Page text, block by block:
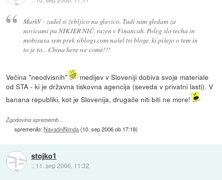
MarkV - zadel si žebljico na glavico. Tudi sam gledam za
novicami pa NIKJER NIČ, razen v Financah. Poleg slo techa in
mobisuxa sem prek siblogs.com našel tri bloge, ki pišejo o tem in
to je to... China here we come!!!
Večina "neodvisnih"
medijev v Sloveniji dobiva svoje materiale
od STA - ki je državna tiskovna agencija (seveda v privatni lasti). V
banana republiki, kot je Slovenija, drugače niti biti ne more!
Zgodovina sprememb…
spremenilo:NavadniNimda(10. sep 2006 ob 17:18)
stojko1
:: 11. sep 2006, 11:32